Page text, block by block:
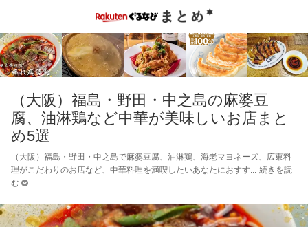
（大阪）福島・野田・中之島の麻婆豆
腐、油淋鶏など中華が美味しいお店まと
め5選
（大阪）福島・野田・中之島で麻婆豆腐、油淋鶏、海老マヨネーズ、広東料
理がこだわりのお店など、中華料理を満喫したいあなたにおすす
続きを読
む